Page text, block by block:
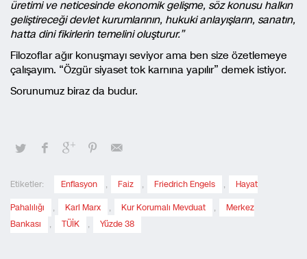
üretimi ve neticesinde ekonomik gelişme, söz konusu halkın
geliştireceği devlet kurumlarının, hukuki anlayışların, sanatın,
hatta dini fikirlerin temelini oluşturur.”
Filozoflar ağır konuşmayı seviyor ama ben size özetlemeye
çalışayım. “Özgür siyaset tok karnına yapılır” demek istiyor.
Sorunumuz biraz da budur.
Etiketler: Enflasyon , Faiz , Friedrich Engels , Hayat
Pahalılığı , Karl Marx , Kur Korumalı Mevduat ,
Merkez
Bankası
, TÜİK , Yüzde 38